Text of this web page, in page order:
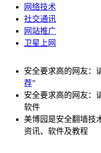
网络技术
社交通讯
网站推广
卫星上网
安全要求高的网友：
荐”
安全要求高的网友：
软件
美博园是安全翻墙技
资讯、软件及教程